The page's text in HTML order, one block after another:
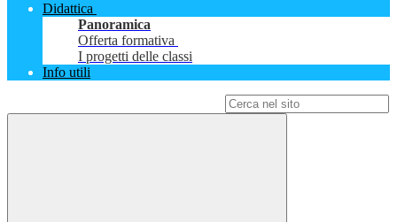
Didattica
Panoramica
Offerta formativa
I progetti delle classi
Info utili